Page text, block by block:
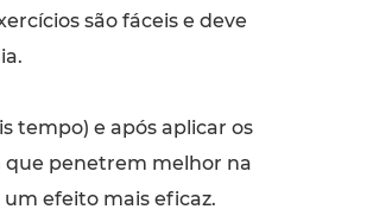
são fáceis e deve
tempo) e após aplicar os
que penetrem melhor na
efeito mais eficaz.